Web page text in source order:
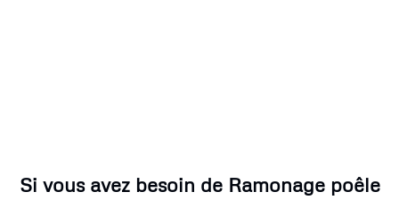
Si vous avez besoin de Ramonage poêle